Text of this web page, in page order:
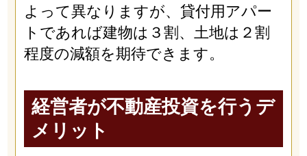
よって異なりますが、貸付用アパー
トであれば建物は３割、土地は２割
程度の減額を期待できます。
経営者が不動産投資を行うデ
メリット